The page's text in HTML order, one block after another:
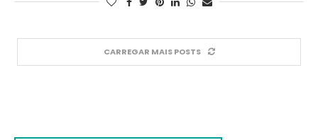
CARREGAR MAIS POSTS